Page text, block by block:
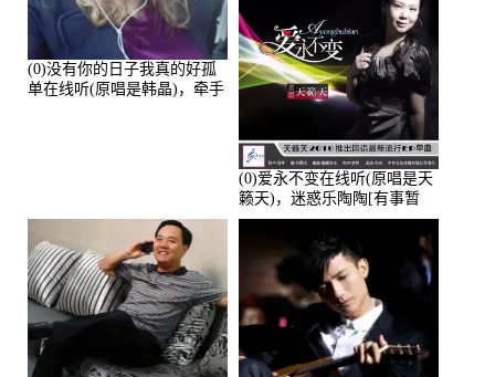
(0)没有你的日子我真的好孤
单在线听(原唱是韩晶)，牵手
(0)爱永不变在线听(原唱是天
籁天)，迷惑乐陶陶[有事暂
离]演唱点播:27678次